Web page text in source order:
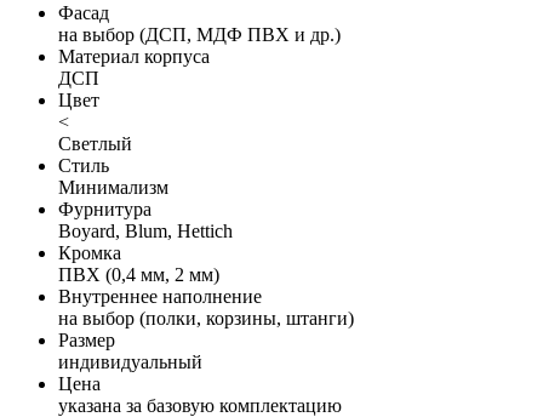
Фасад
на выбор (ДСП, МДФ ПВХ и др.)
Материал корпуса
ДСП
Цвет
<
Светлый
Стиль
Минимализм
Фурнитура
Boyard, Blum, Hettich
Кромка
ПВХ (0,4 мм, 2 мм)
Внутреннее наполнение
на выбор (полки, корзины, штанги)
Размер
индивидуальный
Цена
указана за базовую комплектацию